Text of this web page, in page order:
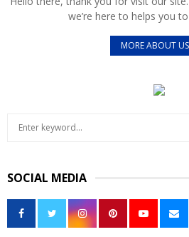
we’re here to helps you
MORE ABOUT US
c
h
o
SOCIAL MEDIA